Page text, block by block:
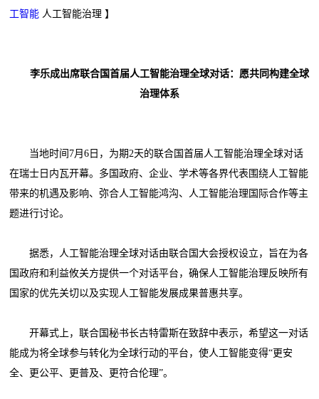
工智能 人工智能治理 】
李乐成出席联合国首届人工智能治理全球对话：愿共同构建全球
治理体系
当地时间7月6日，为期2天的联合国首届人工智能治理全球对话
在瑞士日内瓦开幕。多国政府、企业、学术等各界代表围绕人工智能
带来的机遇及影响、弥合人工智能鸿沟、人工智能治理国际合作等主
题进行讨论。
据悉，人工智能治理全球对话由联合国大会授权设立，旨在为各
国政府和利益攸关方提供一个对话平台，确保人工智能治理反映所有
国家的优先关切以及实现人工智能发展成果普惠共享。
开幕式上，联合国秘书长古特雷斯在致辞中表示，希望这一对话
能成为将全球参与转化为全球行动的平台，使人工智能变得“更安
全、更公平、更普及、更符合伦理”。